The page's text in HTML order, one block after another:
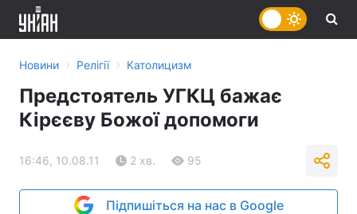
Новини › Релігії › Католицизм
Предстоятель УГКЦ бажає
Кірєєву Божої допомоги
16:46, 10.08.11 2 хв. 95
Підпишіться на нас в Google